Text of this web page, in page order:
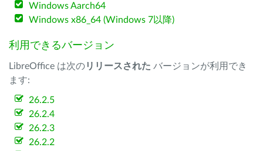
Windows Aarch64
Windows x86_64 (Windows 7以降)
利用できるバージョン
LibreOffice は次のリリースされた バージョンが利用でき
ます:
26.2.5
26.2.4
26.2.3
26.2.2